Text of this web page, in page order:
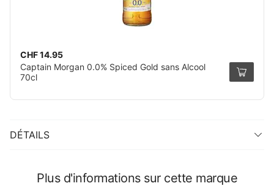
CHF 14.95
Captain Morgan 0.0% Spiced Gold sans Alcool
70cl
DÉTAILS
Plus d'informations sur cette marque